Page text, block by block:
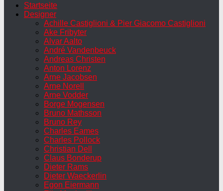
Startseite
Designer
Achille Castiglioni & Pier Giacomo Castiglioni
Ake Fribyter
Alvar Aalto
André Vandenbeuck
Andreas Christen
Anton Lorenz
Arne Jacobsen
Arne Norell
Arne Vodder
Borge Mogensen
Bruno Mathsson
Bruno Rey
Charles Eames
Charles Pollock
Christian Dell
Claus Bonderup
Dieter Rams
Dieter Waeckerlin
Egon Eiermann